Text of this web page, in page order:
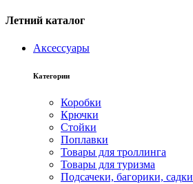
Летний каталог
Аксессуары
Категории
Коробки
Крючки
Стойки
Поплавки
Товары для троллинга
Товары для туризма
Подсачеки, багорики, садки